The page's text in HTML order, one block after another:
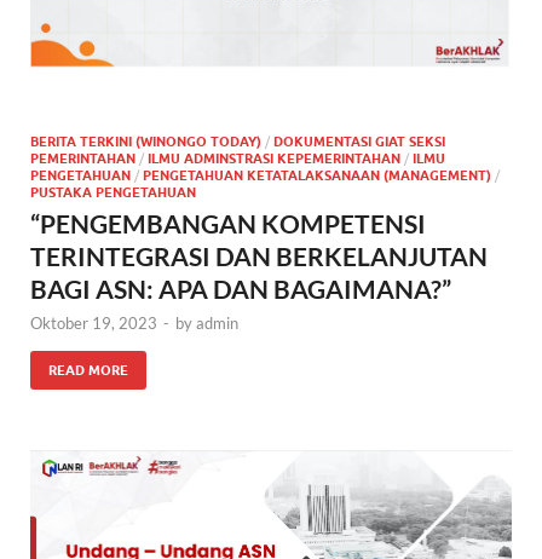
BERITA TERKINI (WINONGO TODAY) / DOKUMENTASI GIAT SEKSI
PEMERINTAHAN / ILMU ADMINSTRASI KEPEMERINTAHAN / ILMU
PENGETAHUAN / PENGETAHUAN KETATALAKSANAAN (MANAGEMENT) /
PUSTAKA PENGETAHUAN
“PENGEMBANGAN KOMPETENSI
TERINTEGRASI DAN BERKELANJUTAN
BAGI ASN: APA DAN BAGAIMANA?”
Oktober 19, 2023 - byadmin
READ MORE